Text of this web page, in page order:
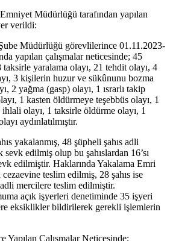
Müdürlüğü tarafından yapılan
verildi:
Müdürlüğü görevlilerince 01.11.2023-
yapılan çalışmalar neticesinde; 45
taksirle yaralama olayı, 21 tehdit olayı, 4
3 kişilerin huzur ve sükûnunu bozma
2 yağma (gasp) olayı, 1 ısrarlı takip
1 kasten öldürmeye teşebbüs olayı, 1
ihlali olayı, 1 taksirle öldürme olayı, 1
aydınlatılmıştır.
yakalanmış, 48 şüpheli şahıs adli
edilmiş olup bu şahıslardan 16’sı
edilmiştir. Haklarında Yakalama Emri
cezaevine teslim edilmiş, 28 şahıs ise
mercilere teslim edilmiştir.
açık işyerleri denetiminde 35 işyeri
eksiklikler bildirilerek gerekli işlemlerin
Çalışmalar Neticesinde;